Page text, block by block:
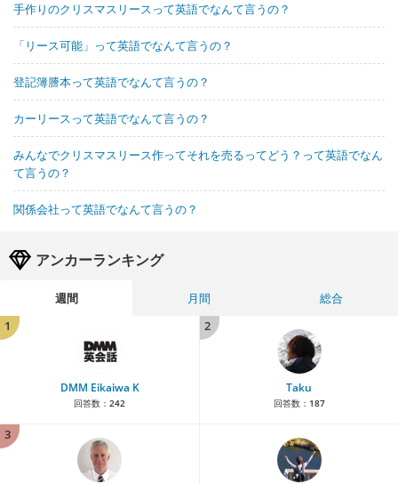
手作りのクリスマスリースって英語でなんて言うの？
「リース可能」って英語でなんて言うの？
登記簿謄本って英語でなんて言うの？
カーリースって英語でなんて言うの？
みんなでクリスマスリース作ってそれを売るってどう？って英語でなん
て言うの？
関係会社って英語でなんて言うの？
アンカーランキング
週間 月間
総合
1
DMM Eikaiwa K
回答数： 242
2
Taku
回答数： 187
3